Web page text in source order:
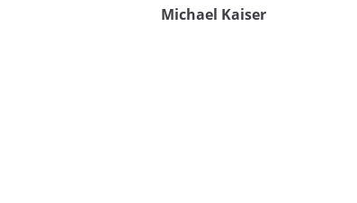
Michael Kaiser